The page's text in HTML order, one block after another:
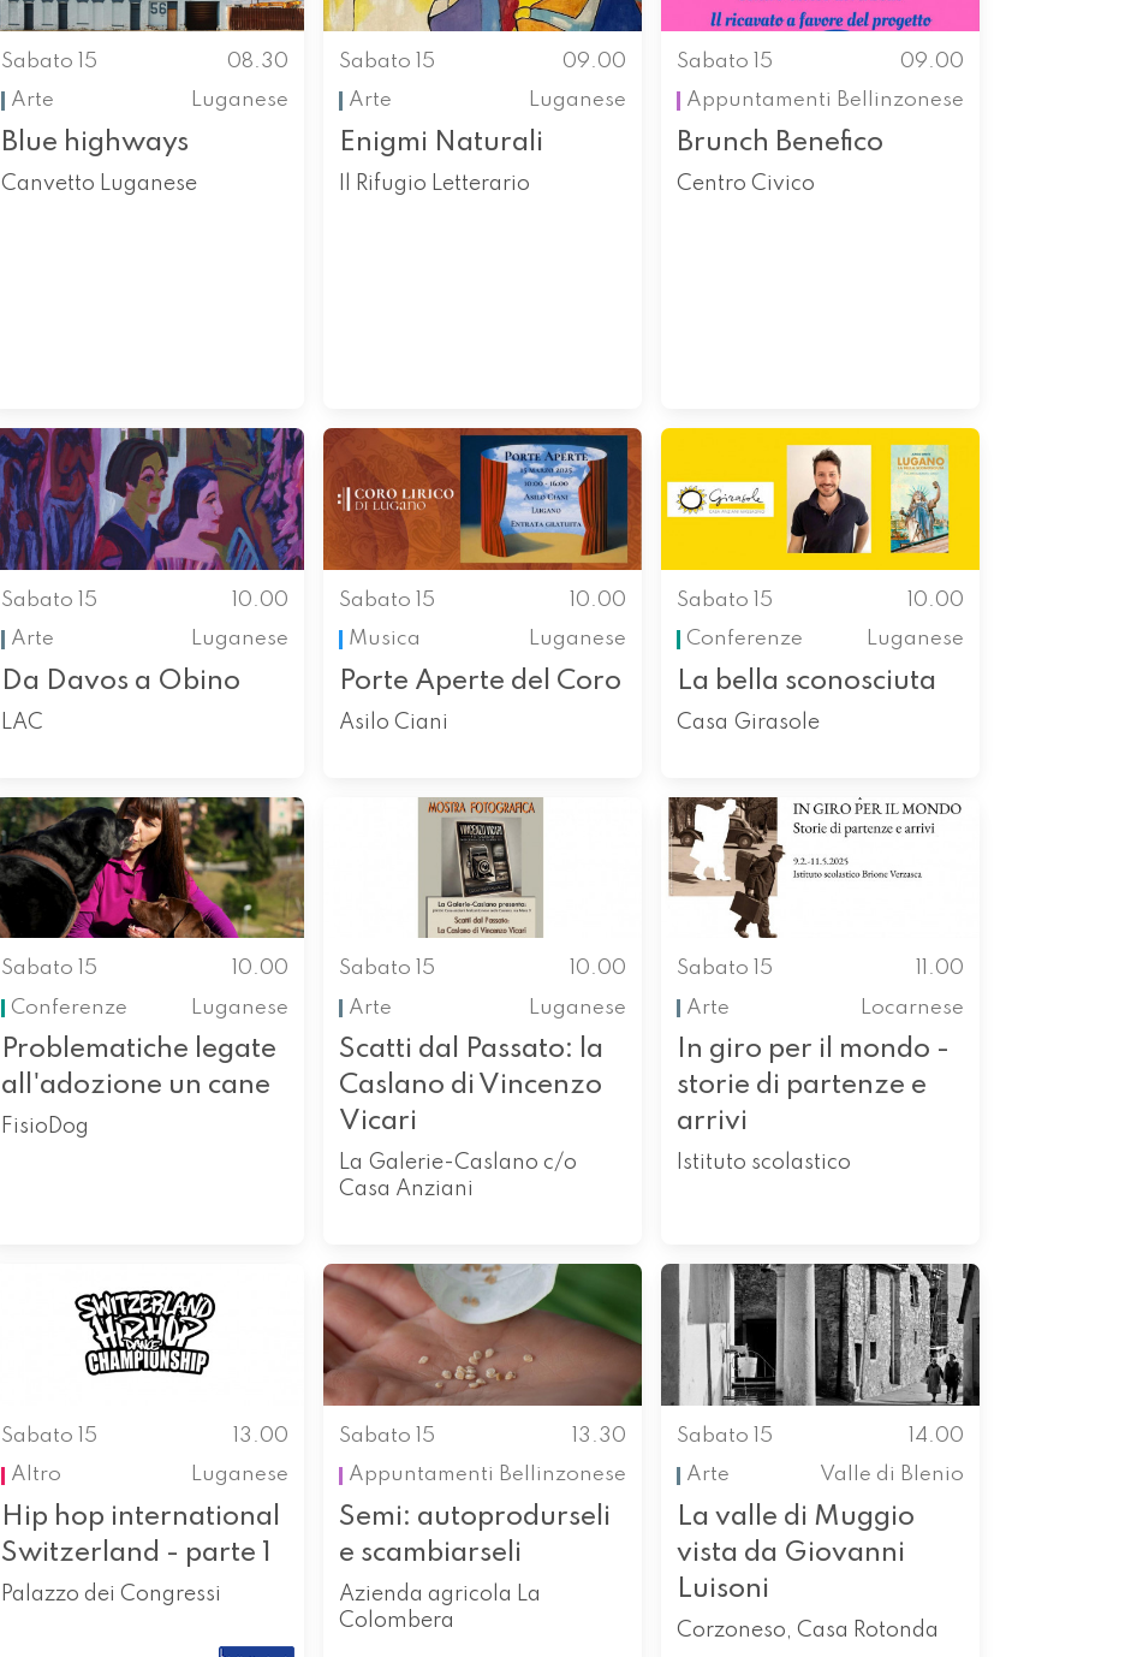
Sabato 15
08.30
Arte
Luganese
Blue highways
Canvetto Luganese
Sabato 15
09.00
Arte
Luganese
Enigmi Naturali
Il Rifugio Letterario
Sabato 15
09.00
Appuntamenti Bellinzonese
Brunch Benefico
Centro Civico
Sabato 15
10.00
Arte
Luganese
Da Davos a Obino
LAC
Sabato 15
10.00
Musica
Luganese
Porte Aperte del Coro
Asilo Ciani
Sabato 15
10.00
Conferenze
Luganese
La bella sconosciuta
Casa Girasole
Sabato 15
10.00
Conferenze
Luganese
Problematiche legate
all'adozione un cane
FisioDog
Sabato 15
10.00
Arte
Luganese
Scatti dal Passato: la
Caslano di Vincenzo
Vicari
La Galerie-Caslano c/o
Casa Anziani
Sabato 15
11.00
Arte
Locarnese
In giro per il mondo -
storie di partenze e
arrivi
Istituto scolastico
Sabato 15
13.00
Altro
Luganese
Hip hop international
Switzerland - parte 1
Palazzo dei Congressi
Sabato 15
13.30
Appuntamenti Bellinzonese
Semi: autoprodurseli
e scambiarseli
Azienda agricola La
Colombera
Sabato 15
14.00
Arte
Valle di Blenio
La valle di Muggio
vista da Giovanni
Luisoni
Corzoneso, Casa Rotonda